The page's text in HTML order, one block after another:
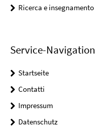
Ricerca e insegnamento
Service-Navigation
Startseite
Contatti
Impressum
Datenschutz